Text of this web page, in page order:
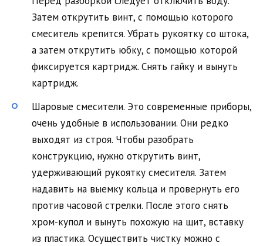
Затем открутить винт, с помощью которого
смеситель крепится. Убрать рукоятку со штока,
а затем открутить юбку, с помощью которой
фиксируется картридж. Снять гайку и вынуть
картридж.
Шаровые смесители. Это современные приборы,
очень удобные в использовании. Они редко
выходят из строя. Чтобы разобрать
конструкцию, нужно открутить винт,
удерживающий рукоятку смесителя. Затем
надавить на выемку кольца и провернуть его
против часовой стрелки. После этого снять
хром-купол и вынуть похожую на щит, вставку
из пластика. Осуществить чистку можно с